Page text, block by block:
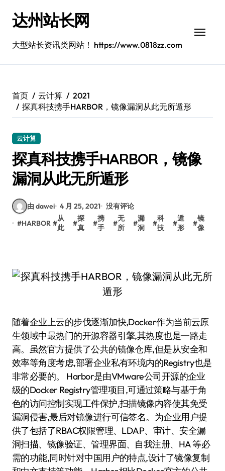
达州站长网
大型站长资讯类网站！ https://www.0818zz.com
首页 云计算
2021
探真科技携手HARBOR，镜像漏洞从此无所遁形
云计算
探真科技携手HARBOR，镜像
漏洞从此无所遁形
由 dawei 4 月 25, 2021 没有评论
#HARBOR #
从
此
#
探
真
#
携
手
#
无
所
#
漏
洞
#
科
技
#
遁
形
#
镜
像
随着企业上云的步伐逐渐加快,Docker作为当前云原
生领域中最热门的开源容器引擎,其热度也是一路走
高。虽然官方提供了公共的镜像仓库,但是从安全和
效率等角度考虑,部署企业私有环境内的Registry也是
非常必要的。 Harbor是由VMware公司开源的企业
级的Docker Registry管理项目,可通过策略与基于角
色的访问控制实现工件保护,扫描镜像内容使其免受
漏洞侵害,最后对镜像进行可信签名。为企业用户提
供了包括了RBAC权限管理、LDAP、审计、安全漏
洞扫描、镜像验证、管理界面、自我注册、HA 等必
需的功能,同时针对中国用户的特点,设计了镜像复制